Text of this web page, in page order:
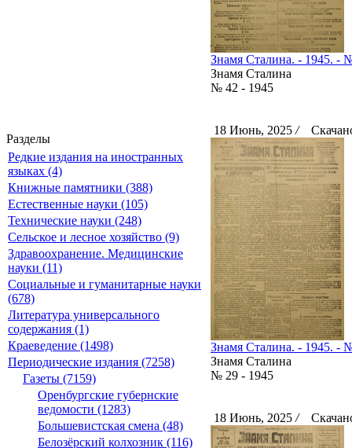
Разделы
Редкие издания на иностранных
языках (4)
Книжные памятники (388)
Естественные науки (105)
Технические науки (248)
Сельское и лесное хозяйство (9)
Здравоохранение. Медицинские
науки (11)
Социальные и гуманитарные науки
(678)
Литература универсального
содержания (1)
Краеведение (1498)
Периодические издания (7258)
Газеты (7159)
Оренбургские губернские
ведомости (1283)
Большевистская смена (48)
Белозёрский колхозник (116)
Знамя Сталина. - 1945. -
Знамя Сталина
№ 42 - 1945
18 Июнь, 2025 /
Знамя Сталина. - 1945. -
Знамя Сталина
№ 29 - 1945
18 Июнь, 2025 /